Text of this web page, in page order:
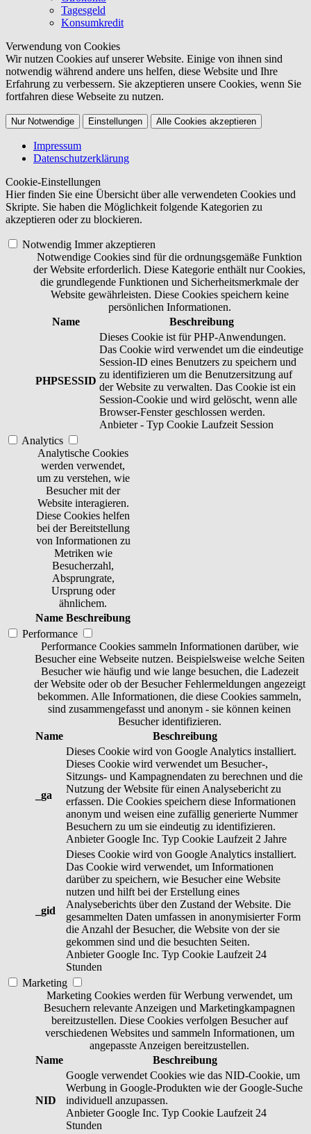
Tagesgeld
Konsumkredit
Verwendung von Cookies
Wir nutzen Cookies auf unserer Website. Einige von ihnen sind
notwendig während andere uns helfen, diese Website und Ihre
Erfahrung zu verbessern. Sie akzeptieren unsere Cookies, wenn Sie
fortfahren diese Webseite zu nutzen.
Nur Notwendige Einstellungen Alle Cookies akzeptieren
Impressum
Datenschutzerklärung
Cookie-Einstellungen
Hier finden Sie eine Übersicht über alle verwendeten Cookies und
Skripte. Sie haben die Möglichkeit folgende Kategorien zu
akzeptieren oder zu blockieren.
Notwendig Immer akzeptieren
Notwendige Cookies sind für die ordnungsgemäße Funktion
der Website erforderlich. Diese Kategorie enthält nur Cookies,
die grundlegende Funktionen und Sicherheitsmerkmale der
Website gewährleisten. Diese Cookies speichern keine
persönlichen Informationen.
Name
Beschreibung
PHPSESSID
Dieses Cookie ist für PHP-Anwendungen.
Das Cookie wird verwendet um die eindeutige
Session-ID eines Benutzers zu speichern und
zu identifizieren um die Benutzersitzung auf
der Website zu verwalten. Das Cookie ist ein
Session-Cookie und wird gelöscht, wenn alle
Browser-Fenster geschlossen werden.
Anbieter - Typ Cookie Laufzeit Session
Analytics
Analytische Cookies
werden verwendet,
um zu verstehen, wie
Besucher mit der
Website interagieren.
Diese Cookies helfen
bei der Bereitstellung
von Informationen zu
Metriken wie
Besucherzahl,
Absprungrate,
Ursprung oder
ähnlichem.
Name Beschreibung
Performance
Performance Cookies sammeln Informationen darüber, wie
Besucher eine Webseite nutzen. Beispielsweise welche Seiten
Besucher wie häufig und wie lange besuchen, die Ladezeit
der Website oder ob der Besucher Fehlermeldungen angezeigt
bekommen. Alle Informationen, die diese Cookies sammeln,
sind zusammengefasst und anonym - sie können keinen
Besucher identifizieren.
Name
Beschreibung
_ga
Dieses Cookie wird von Google Analytics installiert.
Dieses Cookie wird verwendet um Besucher-,
Sitzungs- und Kampagnendaten zu berechnen und die
Nutzung der Website für einen Analysebericht zu
erfassen. Die Cookies speichern diese Informationen
anonym und weisen eine zufällig generierte Nummer
Besuchern zu um sie eindeutig zu identifizieren.
Anbieter Google Inc. Typ Cookie Laufzeit 2 Jahre
_gid
Dieses Cookie wird von Google Analytics installiert.
Das Cookie wird verwendet, um Informationen
darüber zu speichern, wie Besucher eine Website
nutzen und hilft bei der Erstellung eines
Analyseberichts über den Zustand der Website. Die
gesammelten Daten umfassen in anonymisierter Form
die Anzahl der Besucher, die Website von der sie
gekommen sind und die besuchten Seiten.
Anbieter Google Inc. Typ Cookie Laufzeit 24
Stunden
Marketing
Marketing Cookies werden für Werbung verwendet, um
Besuchern relevante Anzeigen und Marketingkampagnen
bereitzustellen. Diese Cookies verfolgen Besucher auf
verschiedenen Websites und sammeln Informationen, um
angepasste Anzeigen bereitzustellen.
Name
Beschreibung
NID
Google verwendet Cookies wie das NID-Cookie, um
Werbung in Google-Produkten wie der Google-Suche
individuell anzupassen.
Anbieter Google Inc. Typ Cookie Laufzeit 24
Stunden